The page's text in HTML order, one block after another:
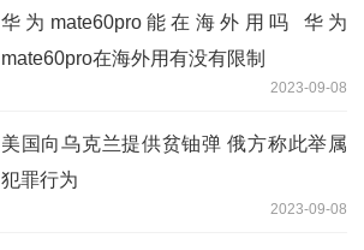
华为mate60pro能在海外用吗 华为
mate60pro在海外用有没有限制
2023-09-08
美国向乌克兰提供贫铀弹 俄方称此举属
犯罪行为
2023-09-08